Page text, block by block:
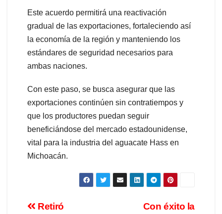
Este acuerdo permitirá una reactivación
gradual de las exportaciones, fortaleciendo así
la economía de la región y manteniendo los
estándares de seguridad necesarios para
ambas naciones.
Con este paso, se busca asegurar que las
exportaciones continúen sin contratiempos y
que los productores puedan seguir
beneficiándose del mercado estadounidense,
vital para la industria del aguacate Hass en
Michoacán.
Con éxito la
Retiró